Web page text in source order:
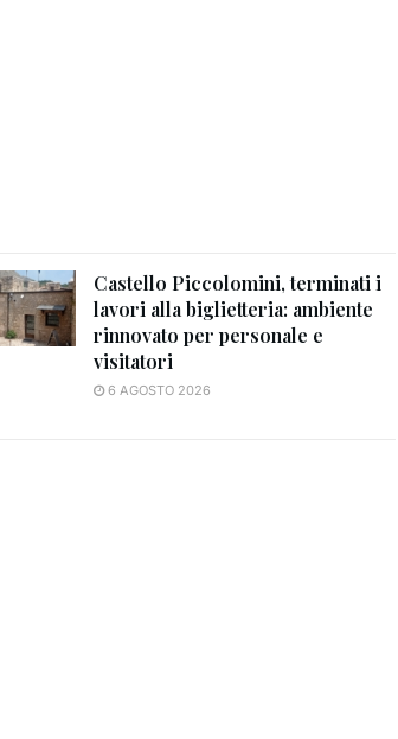
Castello Piccolomini, terminati i
lavori alla biglietteria: ambiente
rinnovato per personale e
visitatori
6 AGOSTO 2026